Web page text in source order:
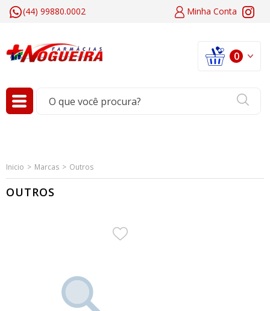
Minha Conta
(44) 99880.0002
0
Inicio Marcas Outros
OUTROS